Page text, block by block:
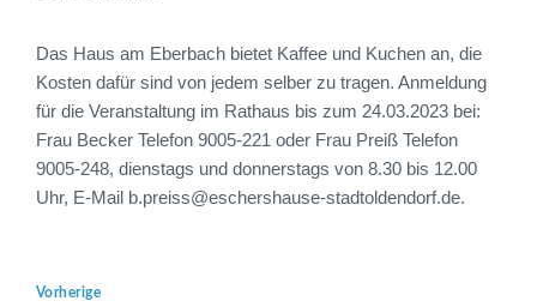
Das Haus am Eberbach bietet Kaffee und Kuchen an, die
Kosten dafür sind von jedem selber zu tragen. Anmeldung
für die Veranstaltung im Rathaus bis zum 24.03.2023 bei:
Frau Becker Telefon 9005-221 oder Frau Preiß Telefon
9005-248, dienstags und donnerstags von 8.30 bis 12.00
Uhr, E-Mail b.preiss@eschershause-stadtoldendorf.de.
Vorherige